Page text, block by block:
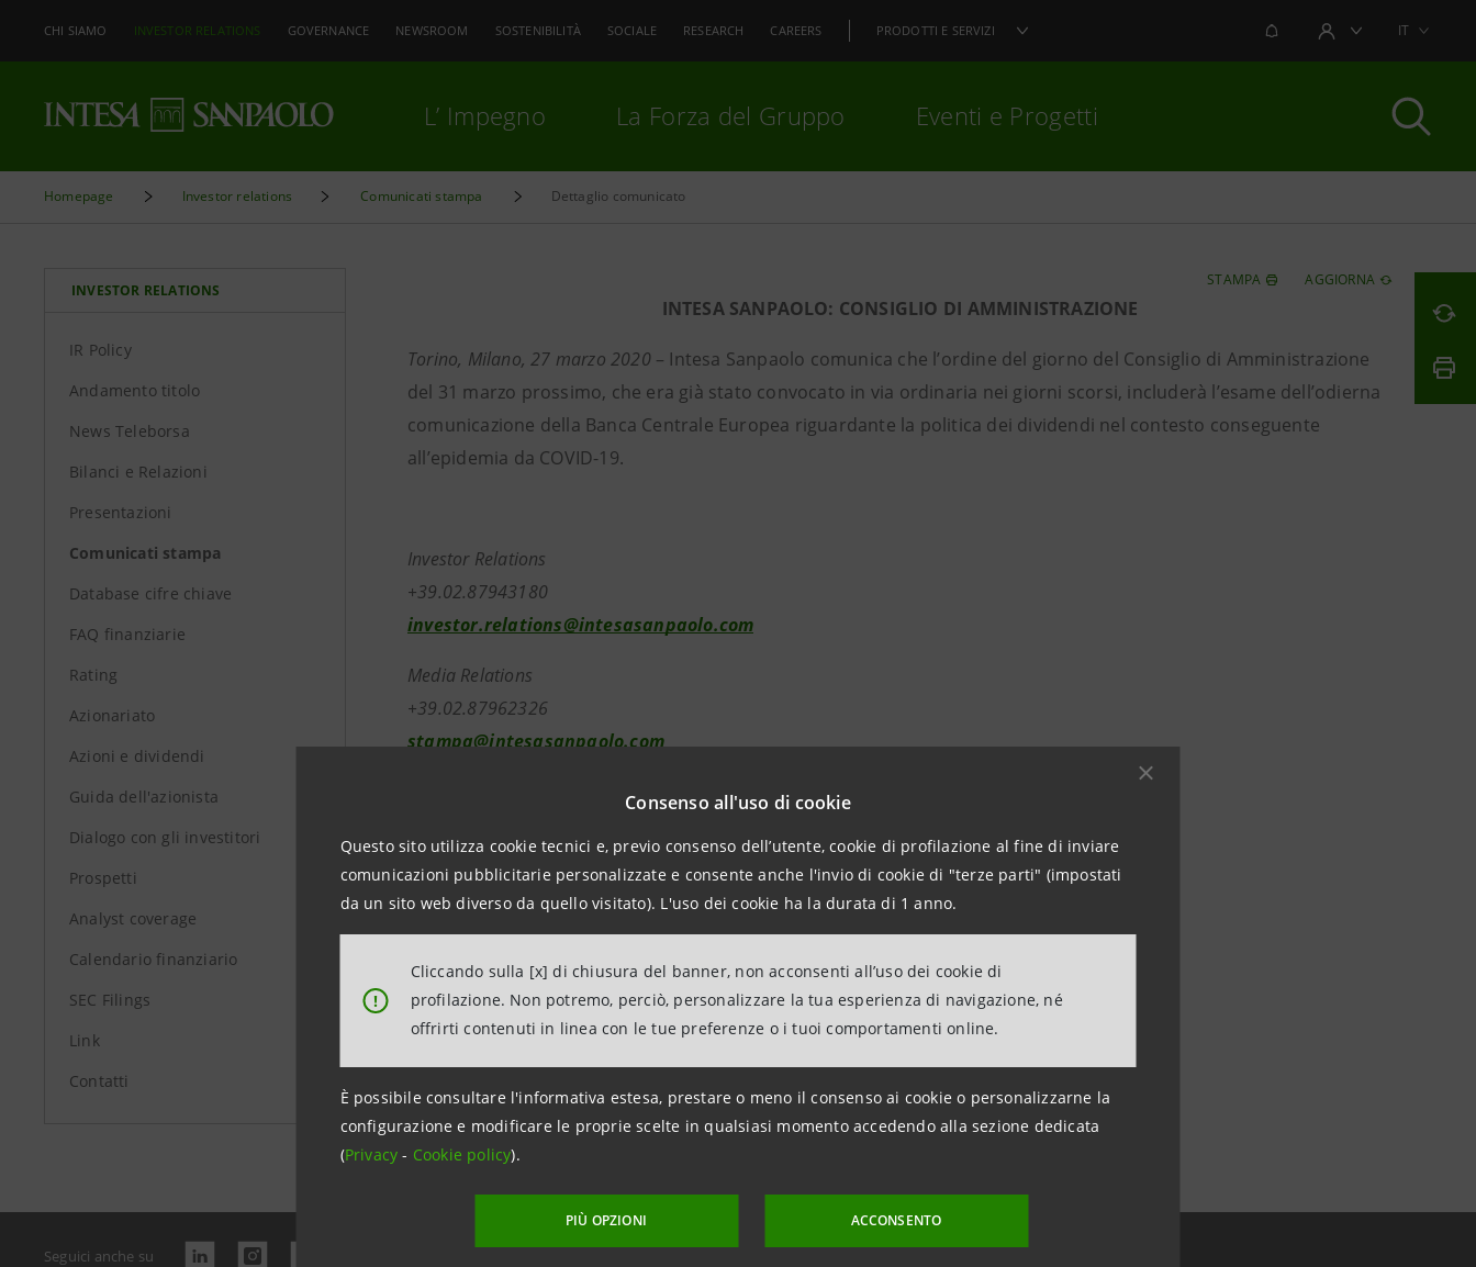
Consenso all'uso di cookie
Questo sito utilizza cookie tecnici e, previo consenso dell’utente, cookie di profilazione al fine di inviare
comunicazioni pubblicitarie personalizzate e consente anche l'invio di cookie di "terze parti" (impostati
da un sito web diverso da quello visitato). L'uso dei cookie ha la durata di 1 anno.
!
Cliccando sulla [x] di chiusura del banner, non acconsenti all’uso dei cookie di
profilazione. Non potremo, perciò, personalizzare la tua esperienza di navigazione, né
offrirti contenuti in linea con le tue preferenze o i tuoi comportamenti online.
È possibile consultare l'informativa estesa, prestare o meno il consenso ai cookie o personalizzarne la
configurazione e modificare le proprie scelte in qualsiasi momento accedendo alla sezione dedicata
(Privacy- Cookie policy).
PIÙ OPZIONI ACCONSENTO
CHI SIAMO INVESTOR RELATIONS GOVERNANCE NEWSROOM SOSTENIBILITÀ SOCIALE RESEARCH CAREERS PRODOTTI E SERVIZI NOTIFICHEAREA UTENTEIT
L’ Impegno La Forza del Gruppo Eventi e Progetti
Homepage Investor relations Comunicati stampa Dettaglio comunicato
INVESTOR RELATIONS
IR Policy
Andamento titolo
News Teleborsa
Bilanci e Relazioni
Presentazioni
Comunicati stampa
Database cifre chiave
FAQ finanziarie
Rating
Azionariato
Azioni e dividendi
Guida dell'azionista
Dialogo con gli investitori
Prospetti
Analyst coverage
Calendario finanziario
SEC Filings
Link
Contatti
STAMPA AGGIORNA
INTESA SANPAOLO: CONSIGLIO DI AMMINISTRAZIONE
Torino, Milano, 27 marzo 2020 – Intesa Sanpaolo comunica che l’ordine del giorno del Consiglio di Amministrazione
del 31 marzo prossimo, che era già stato convocato in via ordinaria nei giorni scorsi, includerà l’esame dell’odierna
comunicazione della Banca Centrale Europea riguardante la politica dei dividendi nel contesto conseguente
all’epidemia da COVID-19.
Investor Relations
+39.02.87943180
investor.relations@intesasanpaolo.com
Media Relations
+39.02.87962326
stampa@intesasanpaolo.com
Data ultimo aggiornamento 27 marzo 2020 alle ore 20:33
Seguici anche su